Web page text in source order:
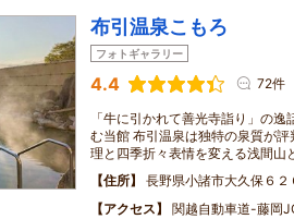
布引温泉こもろ
フォトギャラリー
4.4 72件
「牛に引かれて善光寺詣り」の
む当館 布引温泉は独特の泉質が
理と四季折々表情を変える浅間山
住所
長野県小諸市大久保６２
アクセス
関越自動車道-藤岡